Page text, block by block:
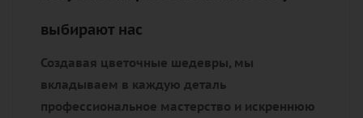
выбирают нас
Создавая цветочные шедевры, мы
вкладываем в каждую деталь
профессиональное мастерство и искреннюю